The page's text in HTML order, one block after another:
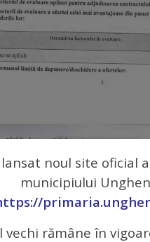
noul site oficial
municipiului
vechi rămâne în